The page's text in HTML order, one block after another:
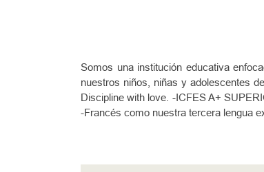
Somos una institución educativa
nuestros niños, niñas y adolescentes
Discipline with love. -ICFES A+
-Francés como nuestra tercera lengua